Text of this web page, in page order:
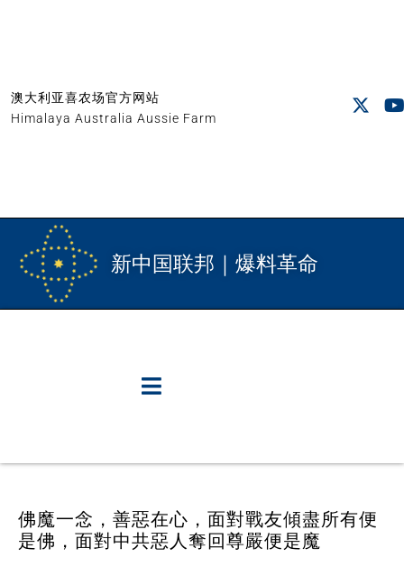
澳大利亚喜农场官方网站
Himalaya Australia Aussie Farm
新中国联邦｜爆料革命
佛魔一念，善惡在心，面對戰友傾盡所有便
是佛，面對中共惡人奪回尊嚴便是魔